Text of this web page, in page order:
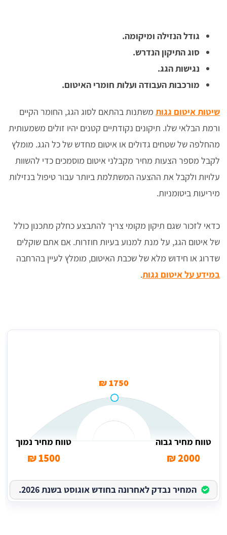
גודל הנזילה ומיקומה.
סוג התיקון הנדרש.
נגישות הגג.
מורכבות העבודה ועלות חומרי האיטום.
שיטות איטום גגות משתנות בהתאם לסוג הגג, החומר הקיים
ורמת הבלאי שלו. תיקונים נקודתיים קטנים יהיו זולים משמעותית
מהחלפה של שטחים גדולים או איטום מחדש של כל הגג. מומלץ
לקבל מספר הצעות מחיר מקבלני איטום מוסמכים כדי להשוות
עלויות ולקבל את ההצעה המשתלמת ביותר עבור טיפול בנזילות
מיריעות ביטומניות.
כדאי לזכור שגם תיקון מקומי צריך להתבצע כחלק מתכנון כולל
של איטום הגג, על מנת למנוע בעיות חוזרות. אם אתם שוקלים
שדרוג או חידוש מלא של שכבת האיטום, מומלץ לעיין בהרחבה
במידע על איטום גגות.
1750 ₪
טווח מחיר גבוה
2000 ₪
טווח מחיר נמוך
1500 ₪
המחיר נבדק לאחרונה בחודש אוגוסט בשנת 2026.